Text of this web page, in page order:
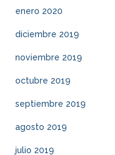
enero 2020
diciembre 2019
noviembre 2019
octubre 2019
septiembre 2019
agosto 2019
julio 2019